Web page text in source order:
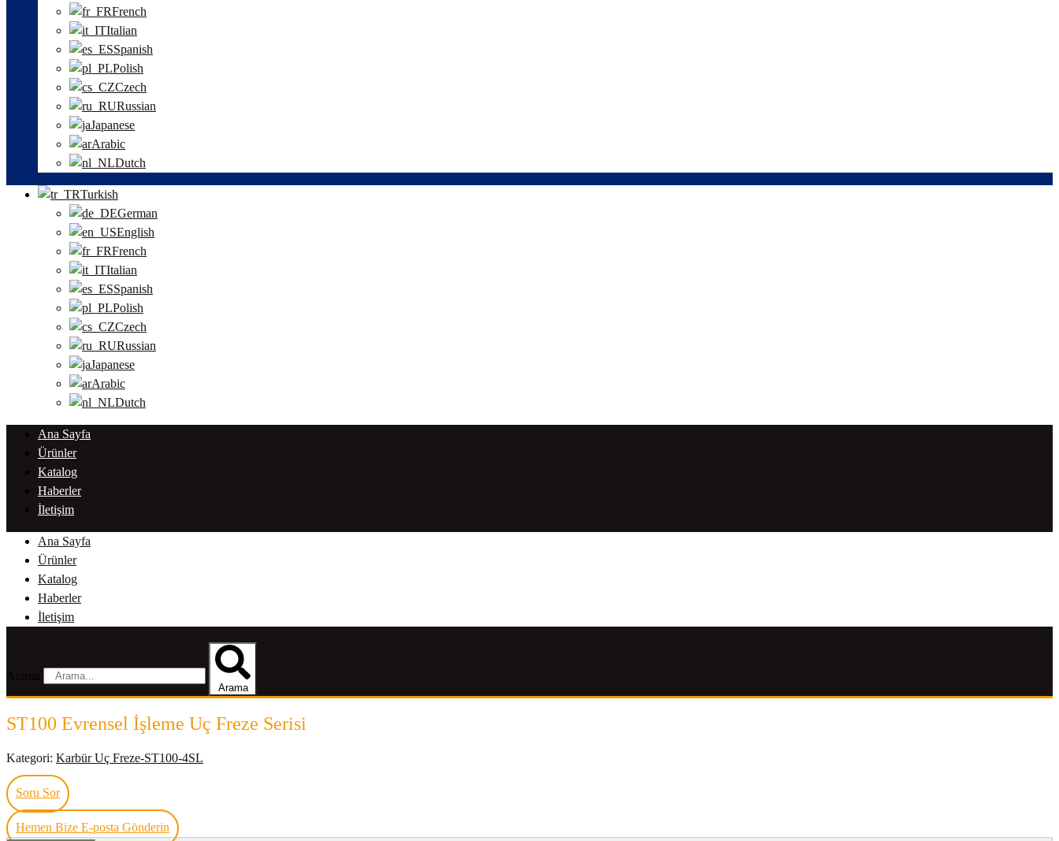
French
Italian
Spanish
Polish
Czech
Russian
Japanese
Arabic
Dutch
Turkish
German
English
French
Italian
Spanish
Polish
Czech
Russian
Japanese
Arabic
Dutch
Ana Sayfa
Ürünler
Katalog
Haberler
İletişim
Ana Sayfa
Ürünler
Katalog
Haberler
İletişim
Arama
ST100 Evrensel İşleme Uç Freze Serisi
Kategori: Karbür Uç Freze-ST100-4SL
Soru Sor
Hemen Bize E-posta Gönderin